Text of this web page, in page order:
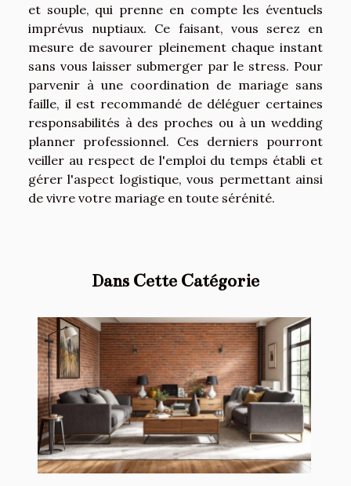
et souple, qui prenne en compte les éventuels
imprévus nuptiaux. Ce faisant, vous serez en
mesure de savourer pleinement chaque instant
sans vous laisser submerger par le stress. Pour
parvenir à une coordination de mariage sans
faille, il est recommandé de déléguer certaines
responsabilités à des proches ou à un wedding
planner professionnel. Ces derniers pourront
veiller au respect de l'emploi du temps établi et
gérer l'aspect logistique, vous permettant ainsi
de vivre votre mariage en toute sérénité.
Dans Cette Catégorie